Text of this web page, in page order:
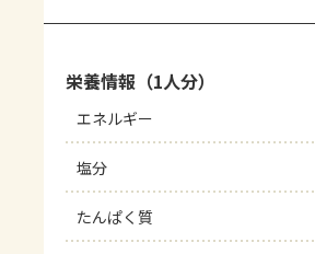
栄養情報（1人分）
エネルギー
塩分
たんぱく質